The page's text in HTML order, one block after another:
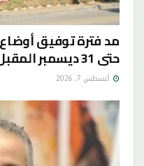
مد فترة توفيق
حتى 31 ديسمبر المقبل
أغسطس 7, 2026